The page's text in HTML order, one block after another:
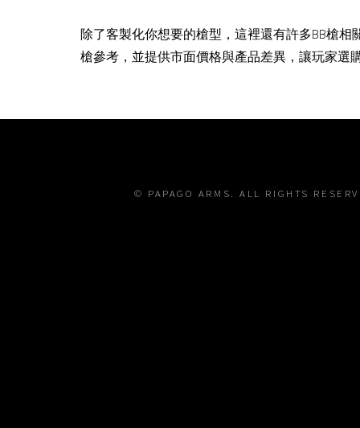
除了客製化你想要的槍型，這裡還有許多BB槍
槍參考，並提供市面價格與產品差異，讓玩家選
© PAPAGO ARMS. ALL